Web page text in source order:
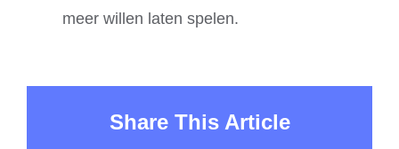
meer willen laten spelen.
Share This Article